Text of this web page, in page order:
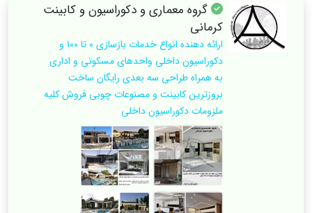
گروه معماری و دکوراسیون و کابینت
کرمانی
ارائه دهنده انواع خدمات بازسازی ۰ تا ۱۰۰ و
دکوراسیون داخلی واحدهای مسکونی و اداری
به همراه طراحی سه بعدی رایگان ساخت
بروزترین کابینت و مصنوعات چوبی فروش کلیه
ملزومات دکوراسیون داخلی